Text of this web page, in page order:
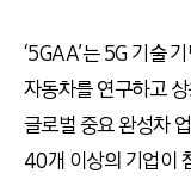
‘5GAA’는 5G 기술
자동차를 연구하고
글로벌 중요 완성차
40개 이상의 기업이